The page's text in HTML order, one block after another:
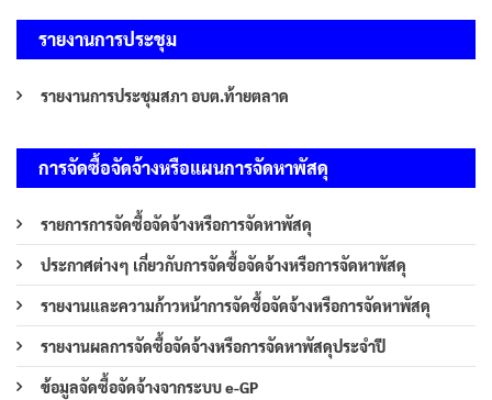
รายงานการประชุม
รายงานการประชุมสภา อบต.ท้ายตลาด
การจัดซื้อจัดจ้างหรือแผนการจัดหาพัสดุ
รายการการจัดซื้อจัดจ้างหรือการจัดหาพัสดุ
ประกาศต่างๆ เกี่ยวกับการจัดซื้อจัดจ้างหรือการจัดหาพัสดุ
รายงานและความก้าวหน้าการจัดซื้อจัดจ้างหรือการจัดหาพัสดุ
รายงานผลการจัดซื้อจัดจ้างหรือการจัดหาพัสดุประจำปี
ข้อมูลจัดซื้อจัดจ้างจากระบบ e-GP